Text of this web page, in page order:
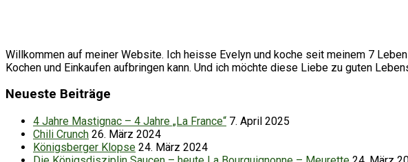
Willkommen auf meiner Website. Ich heisse Evelyn und koche seit meinem 7
Kochen und Einkaufen aufbringen kann. Und ich möchte diese Liebe zu guten
Neueste Beiträge
4 Jahre Mastignac – 4 Jahre „La France“ 7. April 2025
Chili Crunch 26. März 2024
Königsberger Klopse 24. März 2024